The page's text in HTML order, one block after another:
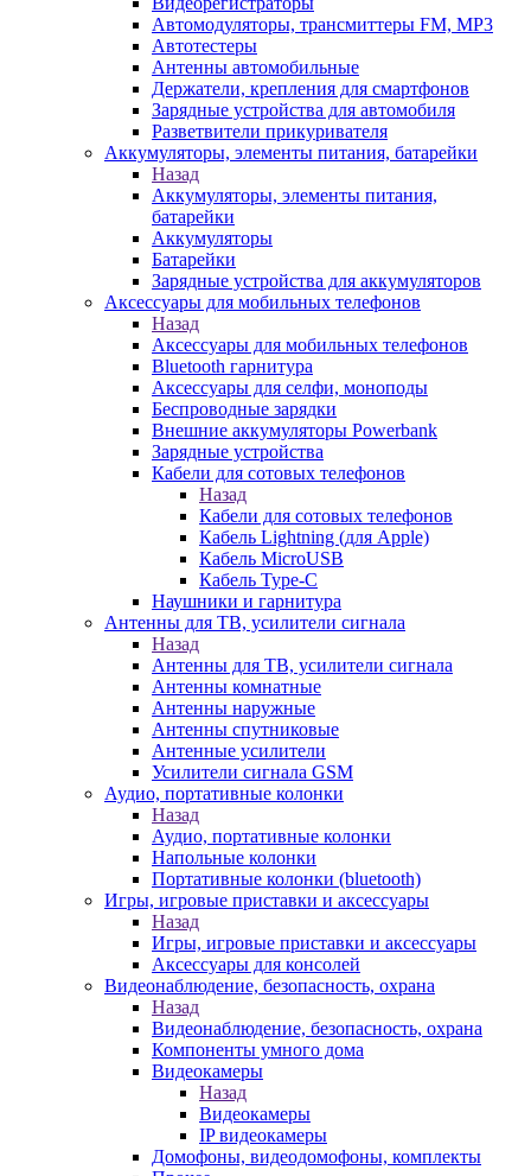
Автомодуляторы, трансмиттеры FM, MP3
Автотестеры
Антенны автомобильные
Держатели, крепления для смартфонов
Зарядные устройства для автомобиля
Разветвители прикуривателя
Аккумуляторы, элементы питания, батарейки
Назад
Аккумуляторы, элементы питания,
батарейки
Аккумуляторы
Батарейки
Зарядные устройства для аккумуляторов
Аксессуары для мобильных телефонов
Назад
Аксессуары для мобильных телефонов
Bluetooth гарнитура
Аксессуары для селфи, моноподы
Беспроводные зарядки
Внешние аккумуляторы Powerbank
Зарядные устройства
Кабели для сотовых телефонов
Назад
Кабели для сотовых телефонов
Кабель Lightning (для Apple)
Кабель MicroUSB
Кабель Type-C
Наушники и гарнитура
Антенны для ТВ, усилители сигнала
Назад
Антенны для ТВ, усилители сигнала
Антенны комнатные
Антенны наружные
Антенны спутниковые
Антенные усилители
Усилители сигнала GSM
Аудио, портативные колонки
Назад
Аудио, портативные колонки
Напольные колонки
Портативные колонки (bluetooth)
Игры, игровые приставки и аксессуары
Назад
Игры, игровые приставки и аксессуары
Аксессуары для консолей
Видеонаблюдение, безопасность, охрана
Назад
Видеонаблюдение, безопасность, охрана
Компоненты умного дома
Видеокамеры
Назад
Видеокамеры
IP видеокамеры
Домофоны, видеодомофоны, комплекты